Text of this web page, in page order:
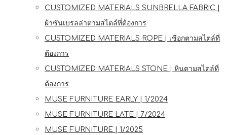
CUSTOMIZED MATERIALS SUNBRELLA FABRIC |
ผ้าซันเบรลล่าตามสไตล์ที่ต้องการ
CUSTOMIZED MATERIALS ROPE | เชือกตามสไตล์ที่
ต้องการ
CUSTOMIZED MATERIALS STONE | หินตามสไตล์ที่
ต้องการ
MUSE FURNITURE EARLY | 1/2024
MUSE FURNITURE LATE | 7/2024
MUSE FURNITURE | 1/2025